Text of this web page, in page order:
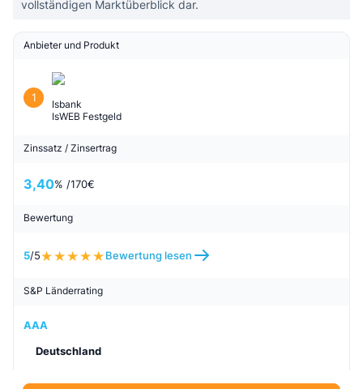
vollständigen Marktüberblick dar.
Anbieter und Produkt
1
Isbank
IsWEB Festgeld
Zinssatz / Zinsertrag
3,40% /170€
Bewertung
5/5 Bewertung lesen
S&P Länderrating
AAA
Deutschland